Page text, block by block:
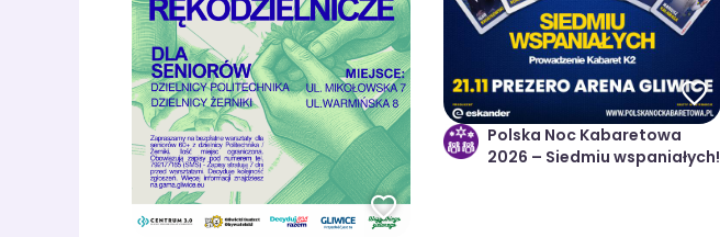
Polska Noc Kabaretowa
2026 – Siedmiu wspaniałych!